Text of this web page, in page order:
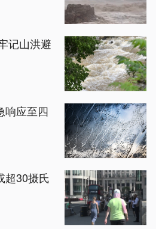
记山洪避
响应至四
超30摄氏